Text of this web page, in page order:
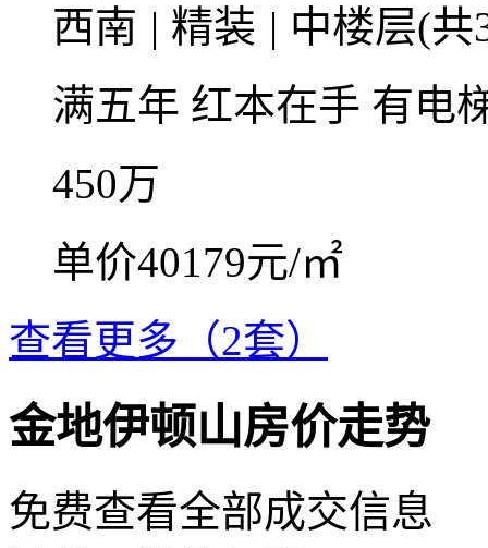
西南 | 精装 | 中楼层(
满五年 红本在手 有电
450万
单价40179元/㎡
查看更多（2套）
金地伊顿山房价走势
免费查看全部成交信息